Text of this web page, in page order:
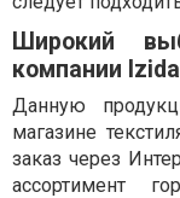
Широкий
компании
Данную
магазине
заказ через
ассортимент